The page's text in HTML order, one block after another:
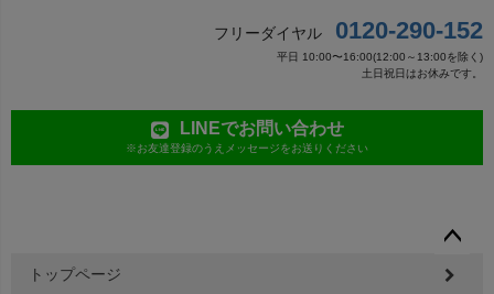
フリーダイヤル 0120-290-152
平日 10:00〜16:00(12:00～13:00を除く)
土日祝日はお休みです。
LINEでお問い合わせ
※お友達登録のうえメッセージをお送りください
ペー
トップページ